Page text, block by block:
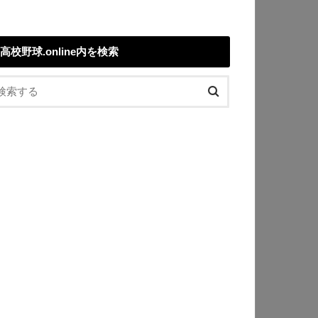
高校野球.online内を検索